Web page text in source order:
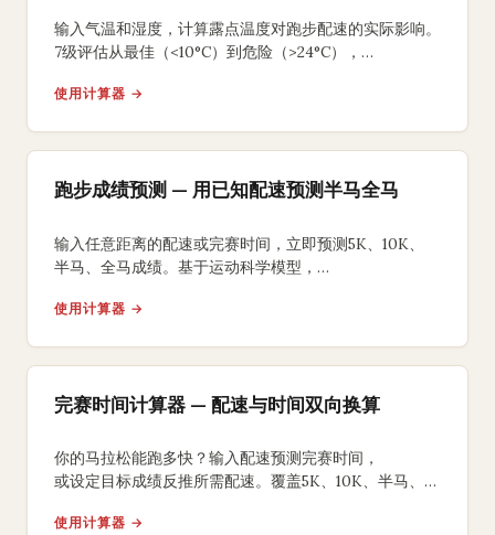
输入气温和湿度，计算露点温度对跑步配速的实际影响。
7级评估从最佳（<10°C）到危险（>24°C），
使用计算器 →
跑步成绩预测 — 用已知配速预测半马全马
输入任意距离的配速或完赛时间，立即预测5K、10K、
半马、全马成绩。基于运动科学模型，
使用计算器 →
完赛时间计算器 — 配速与时间双向换算
你的马拉松能跑多快？输入配速预测完赛时间，
或设定目标成绩反推所需配速。覆盖5K、10K、半马、
使用计算器 →